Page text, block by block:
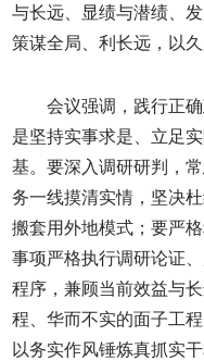
与长远、显绩与潜绩、
策谋全局、利长远，以
会议强调，践行正
是坚持实事求是、立足
基。要深入调研研判，
务一线摸清实情，坚决
搬套用外地模式；要严
事项严格执行调研论证
程序，兼顾当前效益与
程、华而不实的面子工
以务实作风锤炼真抓实